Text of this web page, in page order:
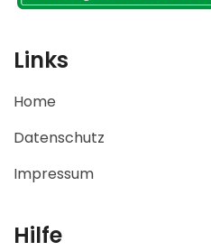
Links
Home
Datenschutz
Impressum
Hilfe